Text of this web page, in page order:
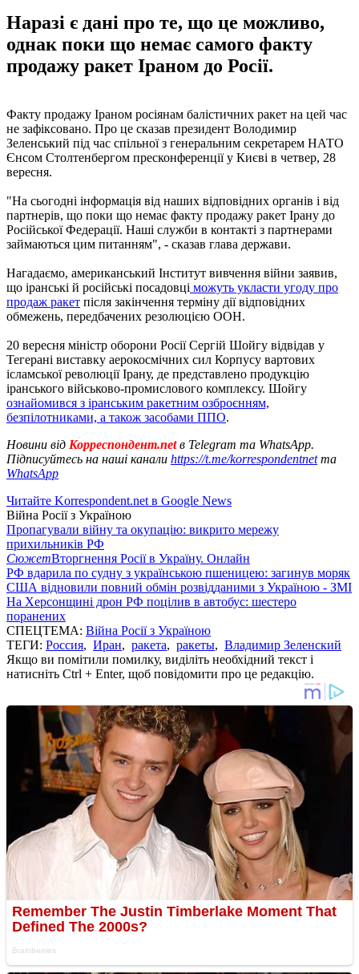
Наразі є дані про те, що це можливо,
однак поки що немає самого факту
продажу ракет Іраном до Росії.
Факту продажу Іраном росіянам балістичних ракет на цей час
не зафіксовано. Про це сказав президент Володимир
Зеленський під час спільної з генеральним секретарем НАТО
Єнсом Столтенбергом пресконференції у Києві в четвер, 28
вересня.
"На сьогодні інформація від наших відповідних органів і від
партнерів, що поки що немає факту продажу ракет Ірану до
Російської Федерації. Наші служби в контакті з партнерами
займаються цим питанням", - сказав глава держави.
Нагадаємо, американський Інститут вивчення війни заявив,
що іранські й російські посадовці можуть укласти угоду про
продаж ракет після закінчення терміну дії відповідних
обмежень, передбачених резолюцією ООН.
20 вересня міністр оборони Росії Сергій Шойгу відвідав у
Тегерані виставку аерокосмічних сил Корпусу вартових
ісламської революції Ірану, де представлено продукцію
іранського військово-промислового комплексу. Шойгу
ознайомився з іранським ракетним озброєнням,
безпілотниками, а також засобами ППО.
Новини від Корреспондент.netв Telegram та WhatsApp.
Підписуйтесь на наші канали https://t.me/korrespondentnetта
WhatsApp
Читайте Korrespondent.net в Google News
Війна Росії з Україною
Пропагували війну та окупацію: викрито мережу
прихильників РФ
СюжетВторгнення Росії в Україну. Онлайн
РФ вдарила по судну з українською пшеницею: загинув моряк
США відновили повний обмін розвідданими з Україною - ЗМІ
На Херсонщині дрон РФ поцілив в автобус: шестеро
поранених
СПЕЦТЕМА: Війна Росії з Україною
ТЕГИ: Россия, Иран, ракета, ракеты, Владимир Зеленский
Якщо ви помітили помилку, виділіть необхідний текст і
натисніть Ctrl + Enter, щоб повідомити про це редакцію.